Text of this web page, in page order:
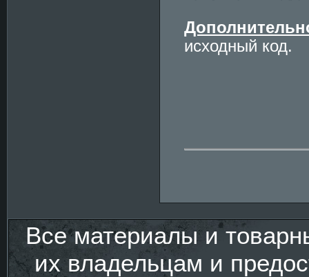
исходный код.
Все материалы и
их владельцам и